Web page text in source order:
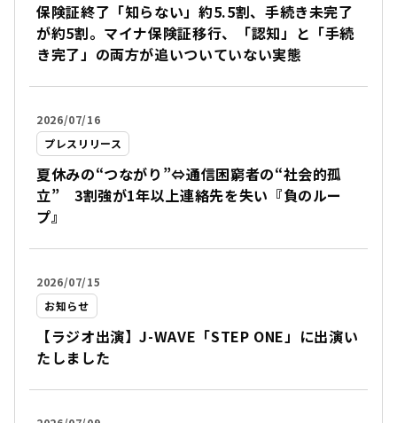
保険証終了「知らない」約5.5割、手続き未完了
が約5割。マイナ保険証移行、「認知」と「手続
き完了」の両方が追いついていない実態
2026/07/16
プレスリリース
夏休みの“つながり”⇔通信困窮者の“社会的孤
立” 3割強が1年以上連絡先を失い『負のルー
プ』
2026/07/15
お知らせ
【ラジオ出演】J-WAVE「STEP ONE」に出演い
たしました